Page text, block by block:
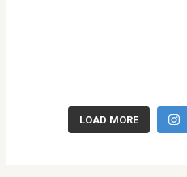
LOAD MORE